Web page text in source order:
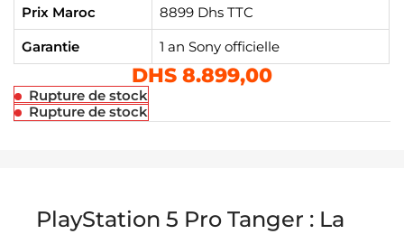
Prix Maroc
8899 Dhs TTC
Garantie
1 an Sony officielle
DHS8.899,00
Rupture de stock
Rupture de stock
PlayStation 5 Pro Tanger : La